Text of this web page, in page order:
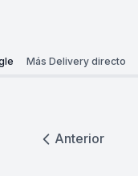
Más Delivery directo
Anterior